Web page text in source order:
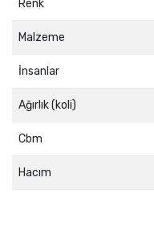
Renk
Malzeme
İnsanlar
Ağırlık (koli)
Cbm
Hacım